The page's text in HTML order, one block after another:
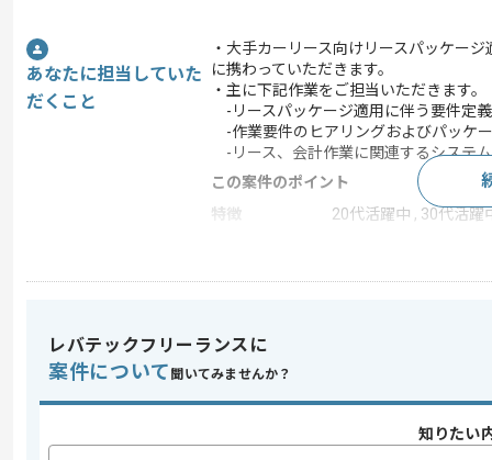
あなたに担当していた
だくこと
・大手カーリース向けリースパッケー
に携わっていただきます。
・主に下記作業をご担当いただきます。
-リースパッケージ適用に伴う要件定義
-作業要件のヒアリングおよびパッケ
-リース、会計作業に関連するシステ
この案件のポイント
特徴
20代活躍中 , 30代活躍
・リース作業に関する知見
・会計作業に関する知見
歓迎スキル
・リースパッケージの導入、適用経験
レバテックフリーランスに
案件について 聞いてみませんか？
知りたい